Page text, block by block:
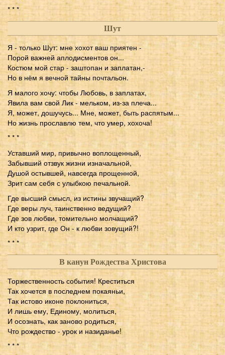
* * *
Шут
Я - только Шут: мне хохот ваш приятен -
Порой важней аплодисментов он...
Костюм мой стар - заштопан и заплатан,-
Но в нём я вечной тайны почтальон.
Я малого хочу: чтобы Любовь, в заплатах,
Явила вам свой Лик - мельком, из-за плеча...
Я, может, дошучусь... Мне, может, быть распятым...
Но жизнь прославлю тем, что умер, хохоча!
* * *
Уставший мир, привычно воплощенный,
Забывший отзвук жизни изначальной,
Душой остывшей, навсегда прощенной,
Зрит сам себя с улыбкою печальной.
Где высший смысл, из истины звучащий?
Где веры луч, таинственно ведущий?
Где зов любви, томительно молчащий?
И кто узрит, где Он - к любви зовущий?!
* * *
В канун Рождества Христова
Торжественность события! Креститься
Так хочется в последнем покаяньи,
Так истово иконе поклониться,
И лишь ему, Единому, молиться,
И осознать, как заново родиться,
Что рождество - урок и назиданье!
* * *